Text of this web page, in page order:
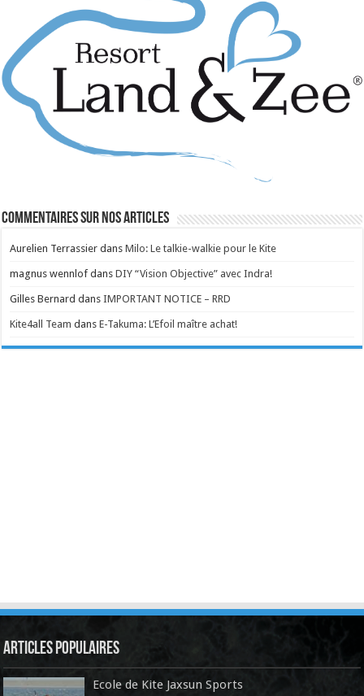
Commentaires sur nos articles
Aurelien Terrassier dansMilo: Le talkie-walkie pour le Kite
magnus wennlof dansDIY “Vision Objective” avec Indra!
Gilles Bernard dansIMPORTANT NOTICE – RRD
Kite4all Team dansE-Takuma: L’Efoil maître achat!
Articles Populaires
Ecole de Kite Jaxsun Sports